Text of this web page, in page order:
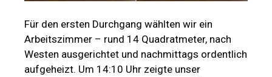
Für den ersten Durchgang wählten wir ein
Arbeitszimmer – rund 14 Quadratmeter, nach
Westen ausgerichtet und nachmittags ordentlich
aufgeheizt. Um 14:10 Uhr zeigte unser